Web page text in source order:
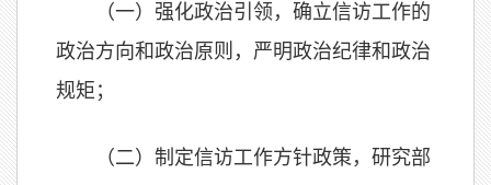
（一）强化政治引领，确立信访工作的
政治方向和政治原则，严明政治纪律和政治
规矩；
（二）制定信访工作方针政策，研究部